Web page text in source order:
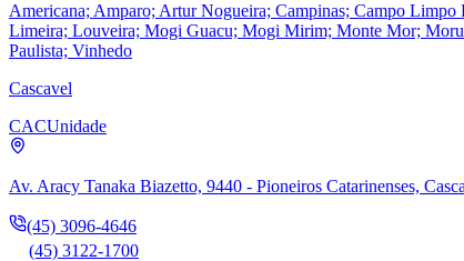
Americana; Amparo; Artur Nogueira; Campinas; Campo
Limeira; Louveira; Mogi Guacu; Mogi Mirim; Monte Mor;
Paulista; Vinhedo
Cascavel
CACUnidade
Av. Aracy Tanaka Biazetto, 9440 - Pioneiros Catarinenses,
(45) 3096-4646
(45) 3122-1700